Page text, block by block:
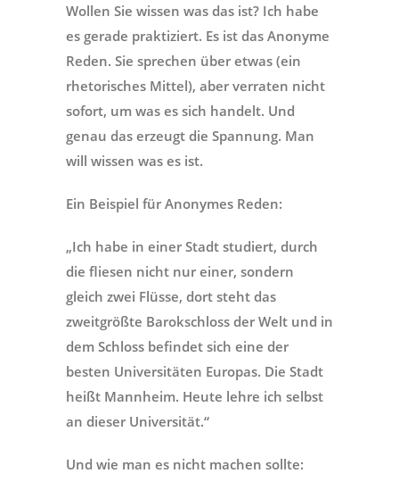
Wollen Sie wissen was das ist? Ich habe
es gerade praktiziert. Es ist das Anonyme
Reden. Sie sprechen über etwas (ein
rhetorisches Mittel), aber verraten nicht
sofort, um was es sich handelt. Und
genau das erzeugt die Spannung. Man
will wissen was es ist.
Ein Beispiel für Anonymes Reden:
„Ich habe in einer Stadt studiert, durch
die fliesen nicht nur einer, sondern
gleich zwei Flüsse, dort steht das
zweitgrößte Barokschloss der Welt und in
dem Schloss befindet sich eine der
besten Universitäten Europas. Die Stadt
heißt Mannheim. Heute lehre ich selbst
an dieser Universität.“
Und wie man es nicht machen sollte: